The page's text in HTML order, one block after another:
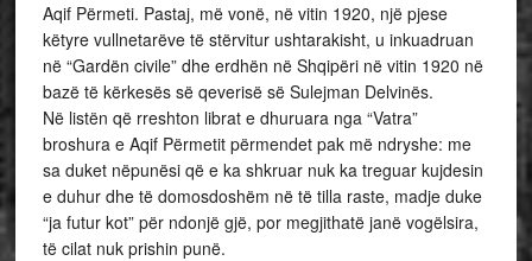
Aqif Përmeti. Pastaj, më vonë, në vitin 1920, një pjese
këtyre vullnetarëve të stërvitur ushtarakisht, u inkuadruan
në “Gardën civile” dhe erdhën në Shqipëri në vitin 1920 në
bazë të kërkesës së qeverisë së Sulejman Delvinës.
Në listën që rreshton librat e dhuruara nga “Vatra”
broshura e Aqif Përmetit përmendet pak më ndryshe: me
sa duket nëpunësi që e ka shkruar nuk ka treguar kujdesin
e duhur dhe të domosdoshëm në të tilla raste, madje duke
“ja futur kot” për ndonjë gjë, por megjithatë janë vogëlsira,
të cilat nuk prishin punë.